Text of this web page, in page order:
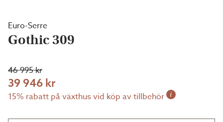
Euro-Serre
Gothic 309
46 995 kr
39 946 kr
15% rabatt på växthus vid köp av tillbehör i